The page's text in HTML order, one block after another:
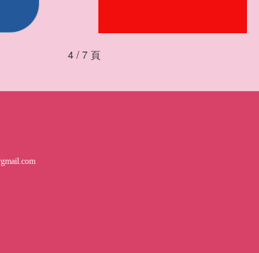
4 / 7 頁